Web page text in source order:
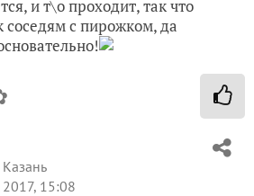
и т\о проходит, так что
соседям с пирожком, да
Казань
15:08